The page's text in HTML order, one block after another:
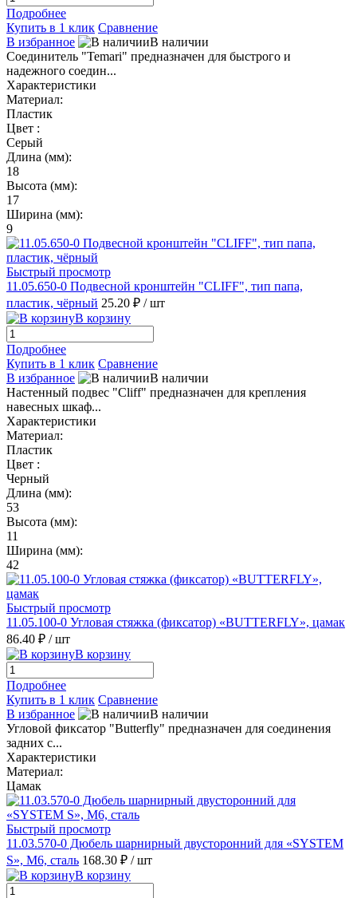
Подробнее
Купить в 1 клик Сравнение
В избранное
В наличии
Соединитель "Temari" предназначен для быстрого и
надежного соедин...
Характеристики
Материал:
Пластик
Цвет :
Серый
Длина (мм):
18
Высота (мм):
17
Ширина (мм):
9
Быстрый просмотр
11.05.650-0 Подвесной кронштейн "CLIFF", тип папа,
пластик, чёрный 25.20 ₽ / шт
В корзину
Подробнее
Купить в 1 клик Сравнение
В избранное
В наличии
Настенный подвес "Cliff" предназначен для крепления
навесных шкаф...
Характеристики
Материал:
Пластик
Цвет :
Черный
Длина (мм):
53
Высота (мм):
11
Ширина (мм):
42
Быстрый просмотр
11.05.100-0 Угловая стяжка (фиксатор) «BUTTERFLY», цамак
86.40 ₽ / шт
В корзину
Подробнее
Купить в 1 клик Сравнение
В избранное
В наличии
Угловой фиксатор "Butterfly" предназначен для соединения
задних с...
Характеристики
Материал:
Цамак
Быстрый просмотр
11.03.570-0 Дюбель шарнирный двусторонний для «SYSTEM
S», М6, сталь 168.30 ₽ / шт
В корзину